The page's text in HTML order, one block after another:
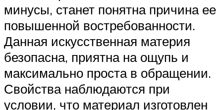
минусы, станет понятна причина ее
повышенной востребованности.
Данная искусственная материя
безопасна, приятна на ощупь и
максимально проста в обращении.
Свойства наблюдаются при
условии, что материал изготовлен